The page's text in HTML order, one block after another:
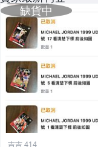
吉吉 414